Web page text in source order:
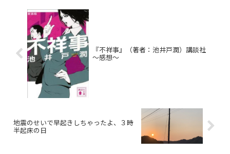
『不祥事』（著者：池井戸潤）講談社
～感想～
地震のせいで早起きしちゃったよ、３時
半起床の日